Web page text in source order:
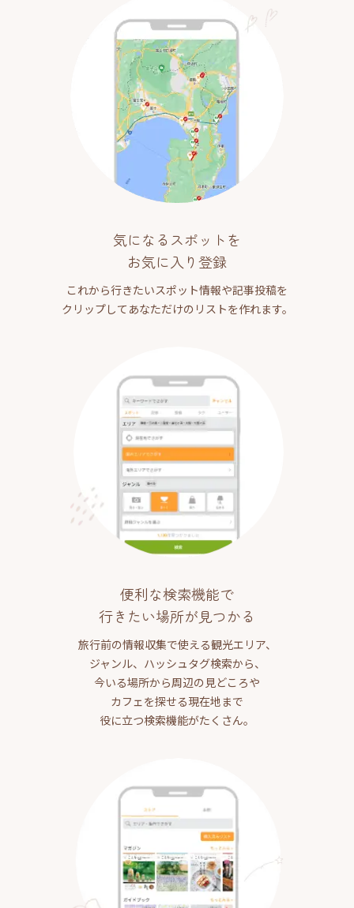
気になるスポットを
お気に入り登録
これから行きたいスポット情報や記事投稿を
クリップしてあなただけのリストを作れます。
便利な検索機能で
行きたい場所が見つかる
旅行前の情報収集で使える観光エリア、
ジャンル、ハッシュタグ検索から、
今いる場所から周辺の見どころや
カフェを探せる現在地まで
役に立つ検索機能がたくさん。